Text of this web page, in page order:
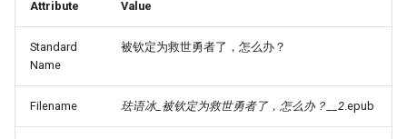
Attribute Value
Standard
Name
被钦定为救世勇者了，怎么办？
Filename 珐语冰_被钦定为救世勇者了，怎么办？__2.epub